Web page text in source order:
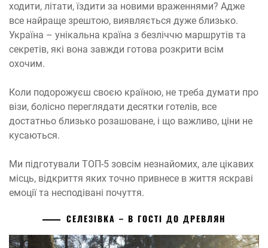
ходити, літати, їздити за новими враженнями? Адже
все найраще зрештою, виявляється дуже близько.
Україна – унікальна країна з безліччю маршрутів та
секретів, які вона завжди готова розкрити всім
охочим.
Коли подорожуєш своєю країною, не треба думати про
візи, болісно переглядати десятки готелів, все
достатньо близько розашоване, і що важливо, ціни не
кусаються.
Ми підготували ТОП-5 зовсім незнайомих, але цікавих
місць, відкриття яких точно привнесе в життя яскраві
емоції та несподівані почуття.
СЕЛЕЗІВКА – В ГОСТІ ДО ДРЕВЛЯН